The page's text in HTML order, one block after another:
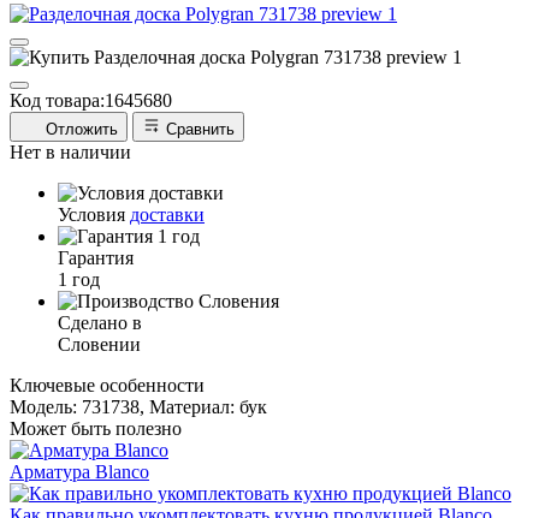
Код товара:1645680
Отложить Сравнить
Нет в наличии
Условия доставки
Гарантия
1 год
Сделано в
Словении
Ключевые особенности
Модель: 731738, Материал: бук
Может быть полезно
Арматура Blanco